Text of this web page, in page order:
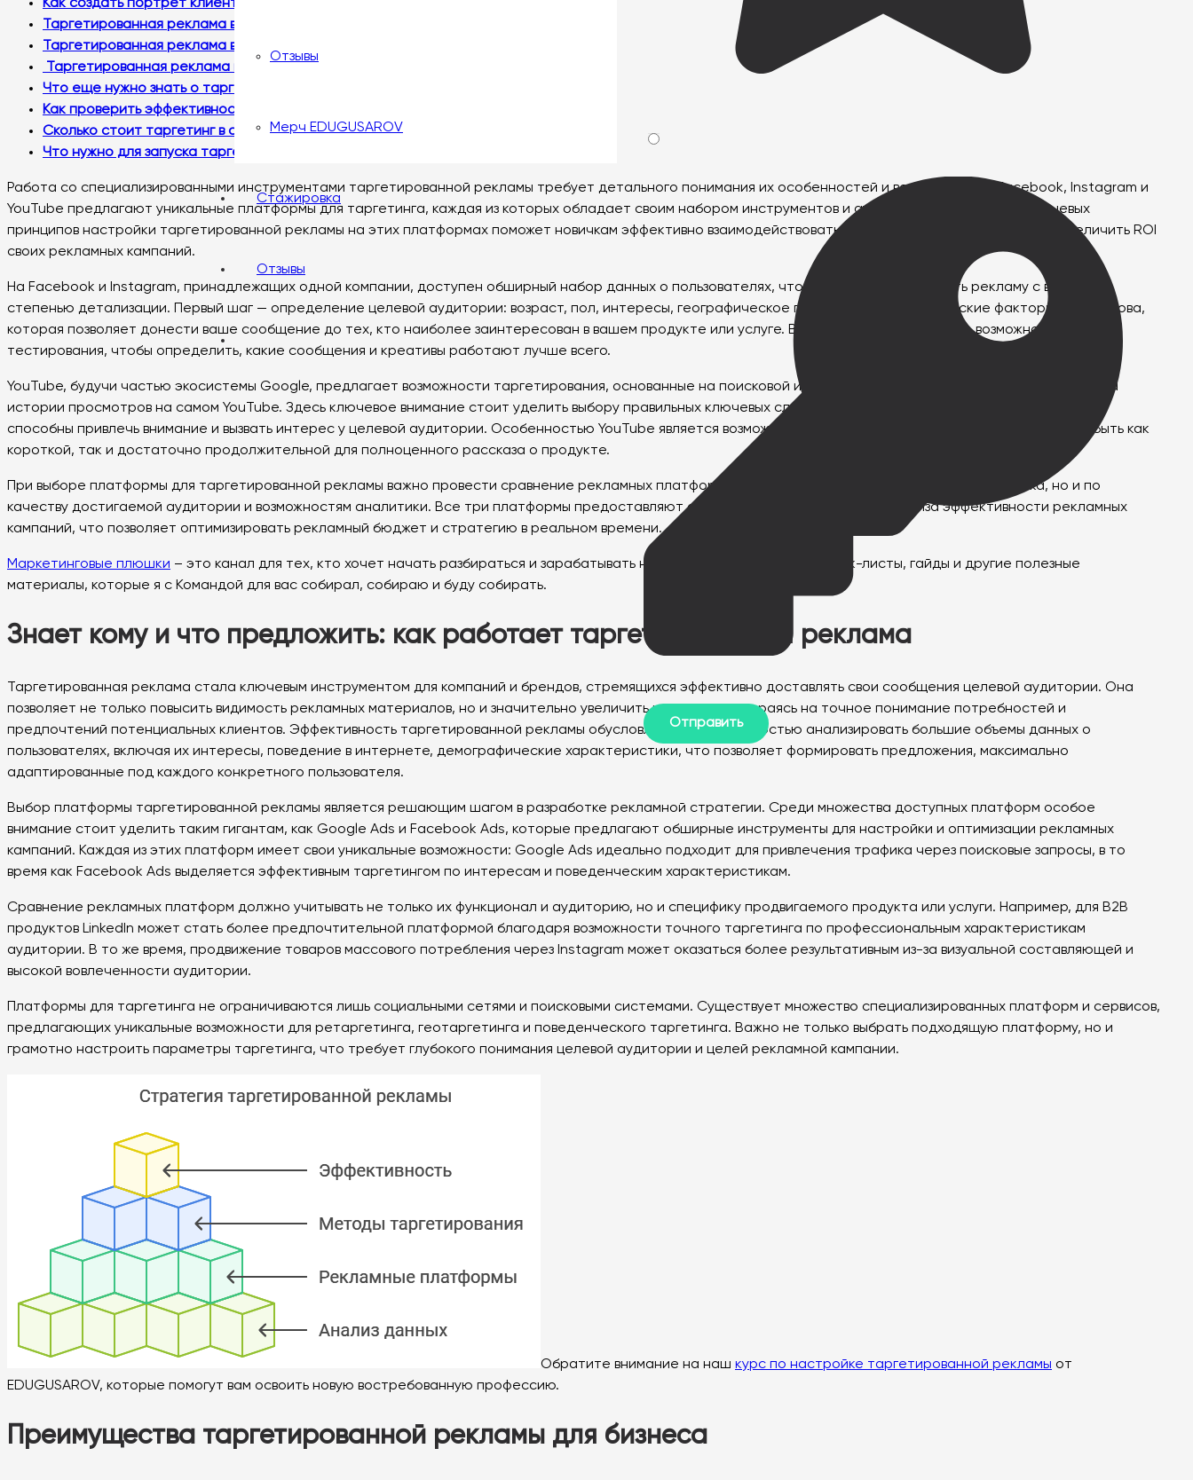
Отзывы
Мерч EDUGUSAROV
Стажировка
Отзывы
Как создать портрет клиента
Таргетированная реклама в Instagram: особенности запуска
Таргетированная реклама в Facebook: на что обратить внимание
Таргетированная реклама в YouTube
Что еще нужно знать о таргетированной рекламе
Как проверить эффективность рекламы
Сколько стоит таргетинг в соцсетях
Что нужно для запуска таргетированной рекламы: чек-лист для новичков
Работа со специализированными инструментами таргетированной рекламы требует детального понимания их особенностей и возможностей. Facebook, Instagram и
YouTube предлагают уникальные платформы для таргетинга, каждая из которых обладает своим набором инструментов и аудиторией. Понимание ключевых
принципов настройки таргетированной рекламы на этих платформах поможет новичкам эффективно взаимодействовать с потенциальными клиентами и увеличить ROI
своих рекламных кампаний.
На Facebook и Instagram, принадлежащих одной компании, доступен обширный набор данных о пользователях, что позволяет настраивать рекламу с высокой
степенью детализации. Первый шаг — определение целевой аудитории: возраст, пол, интересы, географическое положение и поведенческие факторы. Это основа,
которая позволяет донести ваше сообщение до тех, кто наиболее заинтересован в вашем продукте или услуге. Важно также использовать возможности A/B
тестирования, чтобы определить, какие сообщения и креативы работают лучше всего.
YouTube, будучи частью экосистемы Google, предлагает возможности таргетирования, основанные на поисковой истории и интересах пользователя, а также на
истории просмотров на самом YouTube. Здесь ключевое внимание стоит уделить выбору правильных ключевых слов и использованию видеоформатов, которые
способны привлечь внимание и вызвать интерес у целевой аудитории. Особенностью YouTube является возможность создания видеорекламы, которая может быть как
короткой, так и достаточно продолжительной для полноценного рассказа о продукте.
При выборе платформы для таргетированной рекламы важно провести сравнение рекламных платформ не только по стоимости вовлечения или клика, но и по
качеству достигаемой аудитории и возможностям аналитики. Все три платформы предоставляют обширные инструменты для анализа эффективности рекламных
кампаний, что позволяет оптимизировать рекламный бюджет и стратегию в реальном времени.
Маркетинговые плюшки – это канал для тех, кто хочет начать разбираться и зарабатывать на маркетинге. Здесь будут чек-листы, гайды и другие полезные
материалы, которые я с Командой для вас собирал, собираю и буду собирать.
Знает кому и что предложить: как работает таргетированная реклама
Таргетированная реклама стала ключевым инструментом для компаний и брендов, стремящихся эффективно доставлять свои сообщения целевой аудитории. Она
позволяет не только повысить видимость рекламных материалов, но и значительно увеличить конверсию, опираясь на точное понимание потребностей и
предпочтений потенциальных клиентов. Эффективность таргетированной рекламы обусловлена ее способностью анализировать большие объемы данных о
пользователях, включая их интересы, поведение в интернете, демографические характеристики, что позволяет формировать предложения, максимально
адаптированные под каждого конкретного пользователя.
Выбор платформы таргетированной рекламы является решающим шагом в разработке рекламной стратегии. Среди множества доступных платформ особое
внимание стоит уделить таким гигантам, как Google Ads и Facebook Ads, которые предлагают обширные инструменты для настройки и оптимизации рекламных
кампаний. Каждая из этих платформ имеет свои уникальные возможности: Google Ads идеально подходит для привлечения трафика через поисковые запросы, в то
время как Facebook Ads выделяется эффективным таргетингом по интересам и поведенческим характеристикам.
Сравнение рекламных платформ должно учитывать не только их функционал и аудиторию, но и специфику продвигаемого продукта или услуги. Например, для B2B
продуктов LinkedIn может стать более предпочтительной платформой благодаря возможности точного таргетинга по профессиональным характеристикам
аудитории. В то же время, продвижение товаров массового потребления через Instagram может оказаться более результативным из-за визуальной составляющей и
высокой вовлеченности аудитории.
Платформы для таргетинга не ограничиваются лишь социальными сетями и поисковыми системами. Существует множество специализированных платформ и сервисов,
предлагающих уникальные возможности для ретаргетинга, геотаргетинга и поведенческого таргетинга. Важно не только выбрать подходящую платформу, но и
грамотно настроить параметры таргетинга, что требует глубокого понимания целевой аудитории и целей рекламной кампании.
Обратите внимание на наш курс по настройке таргетированной рекламы от
EDUGUSAROV, которые помогут вам освоить новую востребованную профессию.
Преимущества таргетированной рекламы для бизнеса